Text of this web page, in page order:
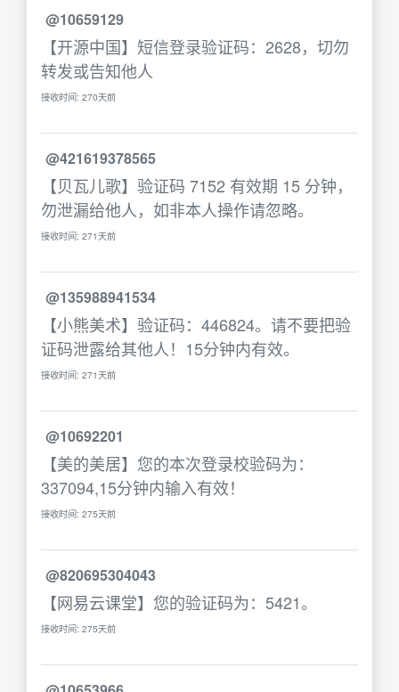
@10659129
【开源中国】短信登录验证码：2628，切勿
转发或告知他人
接收时间: 270天前
@421619378565
【贝瓦儿歌】验证码 7152 有效期 15 分钟，
勿泄漏给他人，如非本人操作请忽略。
接收时间: 271天前
@135988941534
【小熊美术】验证码：446824。请不要把验
证码泄露给其他人！15分钟内有效。
接收时间: 271天前
@10692201
【美的美居】您的本次登录校验码为：
337094,15分钟内输入有效！
接收时间: 275天前
@820695304043
【网易云课堂】您的验证码为：5421。
接收时间: 275天前